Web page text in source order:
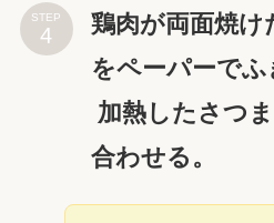
STEP
鶏肉が両面焼
をペーパーでふ
加熱したさつ
合わせる。